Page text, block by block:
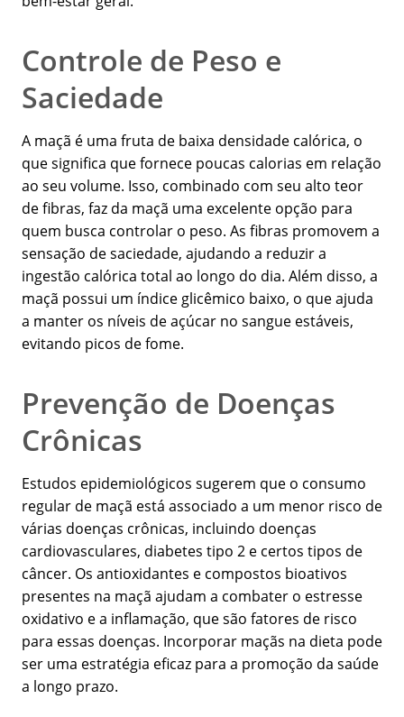
Controle de Peso e
Saciedade
A maçã é uma fruta de baixa densidade calórica, o
que significa que fornece poucas calorias em relação
ao seu volume. Isso, combinado com seu alto teor
de fibras, faz da maçã uma excelente opção para
quem busca controlar o peso. As fibras promovem a
sensação de saciedade, ajudando a reduzir a
ingestão calórica total ao longo do dia. Além disso, a
maçã possui um índice glicêmico baixo, o que ajuda
a manter os níveis de açúcar no sangue estáveis,
evitando picos de fome.
Prevenção de Doenças
Crônicas
Estudos epidemiológicos sugerem que o consumo
regular de maçã está associado a um menor risco de
várias doenças crônicas, incluindo doenças
cardiovasculares, diabetes tipo 2 e certos tipos de
câncer. Os antioxidantes e compostos bioativos
presentes na maçã ajudam a combater o estresse
oxidativo e a inflamação, que são fatores de risco
para essas doenças. Incorporar maçãs na dieta pode
ser uma estratégia eficaz para a promoção da saúde
a longo prazo.